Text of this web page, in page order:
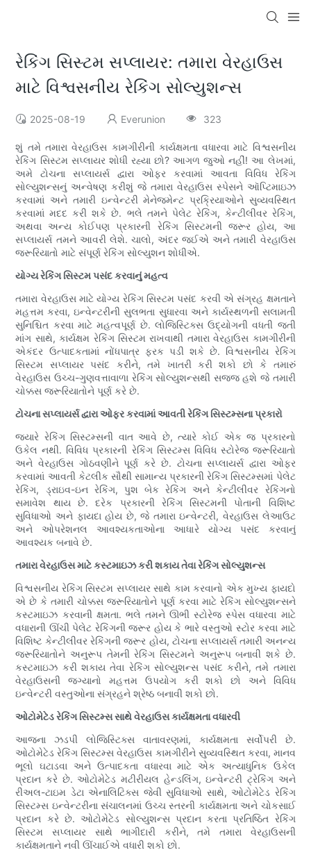
રેકિંગ સિસ્ટમ સપ્લાયર: તમારા વેરહાઉસ
માટે વિશ્વસનીય રેકિંગ સોલ્યુશન્સ
2025-08-19 Everunion 323
શું તમે તમારા વેરહાઉસ કામગીરીની કાર્યક્ષમતા વધારવા માટે વિશ્વસનીય
રેકિંગ સિસ્ટમ સપ્લાયર શોધી રહ્યા છો? આગળ જુઓ નહીં! આ લેખમાં,
અમે ટોચના સપ્લાયર્સ દ્વારા ઓફર કરવામાં આવતા વિવિધ રેકિંગ
સોલ્યુશન્સનું અન્વેષણ કરીશું જે તમારા વેરહાઉસ સ્પેસને ઑપ્ટિમાઇઝ
કરવામાં અને તમારી ઇન્વેન્ટરી મેનેજમેન્ટ પ્રક્રિયાઓને સુવ્યવસ્થિત
કરવામાં મદદ કરી શકે છે. ભલે તમને પેલેટ રેકિંગ, કેન્ટીલીવર રેકિંગ,
અથવા અન્ય કોઈપણ પ્રકારની રેકિંગ સિસ્ટમની જરૂર હોય, આ
સપ્લાયર્સ તમને આવરી લેશે. ચાલો, અંદર જઈએ અને તમારી વેરહાઉસ
જરૂરિયાતો માટે સંપૂર્ણ રેકિંગ સોલ્યુશન શોધીએ.
યોગ્ય રેકિંગ સિસ્ટમ પસંદ કરવાનું મહત્વ
તમારા વેરહાઉસ માટે યોગ્ય રેકિંગ સિસ્ટમ પસંદ કરવી એ સંગ્રહ ક્ષમતાને
મહત્તમ કરવા, ઇન્વેન્ટરીની સુલભતા સુધારવા અને કાર્યસ્થળની સલામતી
સુનિશ્ચિત કરવા માટે મહત્વપૂર્ણ છે. લોજિસ્ટિક્સ ઉદ્યોગની વધતી જતી
માંગ સાથે, કાર્યક્ષમ રેકિંગ સિસ્ટમ રાખવાથી તમારા વેરહાઉસ કામગીરીની
એકંદર ઉત્પાદકતામાં નોંધપાત્ર ફરક પડી શકે છે. વિશ્વસનીય રેકિંગ
સિસ્ટમ સપ્લાયર પસંદ કરીને, તમે ખાતરી કરી શકો છો કે તમારું
વેરહાઉસ ઉચ્ચ-ગુણવત્તાવાળા રેકિંગ સોલ્યુશન્સથી સજ્જ હશે જે તમારી
ચોક્કસ જરૂરિયાતોને પૂર્ણ કરે છે.
ટોચના સપ્લાયર્સ દ્વારા ઓફર કરવામાં આવતી રેકિંગ સિસ્ટમ્સના પ્રકારો
જ્યારે રેકિંગ સિસ્ટમ્સની વાત આવે છે, ત્યારે કોઈ એક જ પ્રકારનો
ઉકેલ નથી. વિવિધ પ્રકારની રેકિંગ સિસ્ટમ્સ વિવિધ સ્ટોરેજ જરૂરિયાતો
અને વેરહાઉસ ગોઠવણીને પૂર્ણ કરે છે. ટોચના સપ્લાયર્સ દ્વારા ઓફર
કરવામાં આવતી કેટલીક સૌથી સામાન્ય પ્રકારની રેકિંગ સિસ્ટમ્સમાં પેલેટ
રેકિંગ, ડ્રાઇવ-ઇન રેકિંગ, પુશ બેક રેકિંગ અને કેન્ટીલીવર રેકિંગનો
સમાવેશ થાય છે. દરેક પ્રકારની રેકિંગ સિસ્ટમની પોતાની વિશિષ્ટ
સુવિધાઓ અને ફાયદા હોય છે, જે તમારા ઇન્વેન્ટરી, વેરહાઉસ લેઆઉટ
અને ઓપરેશનલ આવશ્યકતાઓના આધારે યોગ્ય પસંદ કરવાનું
આવશ્યક બનાવે છે.
તમારા વેરહાઉસ માટે કસ્ટમાઇઝ કરી શકાય તેવા રેકિંગ સોલ્યુશન્સ
વિશ્વસનીય રેકિંગ સિસ્ટમ સપ્લાયર સાથે કામ કરવાનો એક મુખ્ય ફાયદો
એ છે કે તમારી ચોક્કસ જરૂરિયાતોને પૂર્ણ કરવા માટે રેકિંગ સોલ્યુશન્સને
કસ્ટમાઇઝ કરવાની ક્ષમતા. ભલે તમને ઊભી સ્ટોરેજ સ્પેસ વધારવા માટે
વધારાની ઊંચી પેલેટ રેકિંગની જરૂર હોય કે ભારે વસ્તુઓ સ્ટોર કરવા માટે
વિશિષ્ટ કેન્ટીલીવર રેકિંગની જરૂર હોય, ટોચના સપ્લાયર્સ તમારી અનન્ય
જરૂરિયાતોને અનુરૂપ તેમની રેકિંગ સિસ્ટમને અનુરૂપ બનાવી શકે છે.
કસ્ટમાઇઝ કરી શકાય તેવા રેકિંગ સોલ્યુશન્સ પસંદ કરીને, તમે તમારા
વેરહાઉસની જગ્યાનો મહત્તમ ઉપયોગ કરી શકો છો અને વિવિધ
ઇન્વેન્ટરી વસ્તુઓના સંગ્રહને શ્રેષ્ઠ બનાવી શકો છો.
ઓટોમેટેડ રેકિંગ સિસ્ટમ્સ સાથે વેરહાઉસ કાર્યક્ષમતા વધારવી
આજના ઝડપી લોજિસ્ટિક્સ વાતાવરણમાં, કાર્યક્ષમતા સર્વોપરી છે.
ઓટોમેટેડ રેકિંગ સિસ્ટમ્સ વેરહાઉસ કામગીરીને સુવ્યવસ્થિત કરવા, માનવ
ભૂલો ઘટાડવા અને ઉત્પાદકતા વધારવા માટે એક અત્યાધુનિક ઉકેલ
પ્રદાન કરે છે. ઓટોમેટેડ મટીરીયલ હેન્ડલિંગ, ઇન્વેન્ટરી ટ્રેકિંગ અને
રીઅલ-ટાઇમ ડેટા એનાલિટિક્સ જેવી સુવિધાઓ સાથે, ઓટોમેટેડ રેકિંગ
સિસ્ટમ્સ ઇન્વેન્ટરીના સંચાલનમાં ઉચ્ચ સ્તરની કાર્યક્ષમતા અને ચોકસાઈ
પ્રદાન કરે છે. ઓટોમેટેડ સોલ્યુશન્સ પ્રદાન કરતા પ્રતિષ્ઠિત રેકિંગ
સિસ્ટમ સપ્લાયર સાથે ભાગીદારી કરીને, તમે તમારા વેરહાઉસની
કાર્યક્ષમતાને નવી ઊંચાઈએ વધારી શકો છો.